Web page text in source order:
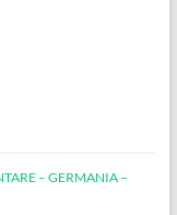
– GERMANIA –